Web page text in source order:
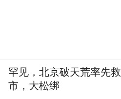
罕见，北京破天荒率先救
市，大松绑